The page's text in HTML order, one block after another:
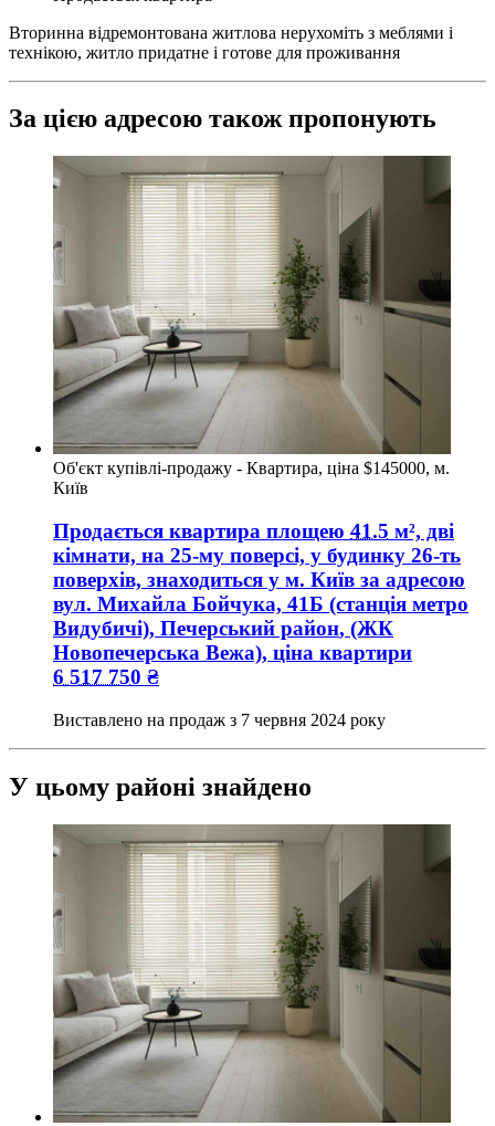
Вторинна відремонтована житлова нерухоміть з меблями і
технікою, житло придатне і готове для проживання
За цією адресою також пропонують
Об'єкт купівлі-продажу - Квартира, ціна $145000, м.
Київ
Продається квартира площею 41.5 м², дві
кімнати, на 25-му поверсі, у будинку 26-ть
поверхів, знаходиться у м. Київ за адресою
вул. Михайла Бойчука, 41Б (станція метро
Видубичі), Печерський район, (ЖК
Новопечерська Вежа), ціна квартири
6 517 750 ₴
Виставлено на продаж з 7 червня 2024 року
У цьому районі знайдено